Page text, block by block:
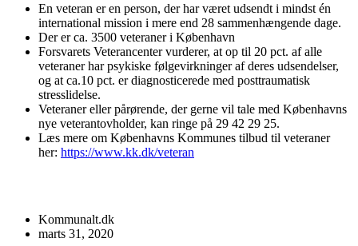
En veteran er en person, der har været udsendt i mindst én
international mission i mere end 28 sammenhængende dage.
Der er ca. 3500 veteraner i København
Forsvarets Veterancenter vurderer, at op til 20 pct. af alle
veteraner har psykiske følgevirkninger af deres udsendelser,
og at ca.10 pct. er diagnosticerede med posttraumatisk
stresslidelse.
Veteraner eller pårørende, der gerne vil tale med Københavns
nye veterantovholder, kan ringe på 29 42 29 25.
Læs mere om Københavns Kommunes tilbud til veteraner
her: https://www.kk.dk/veteran
Kommunalt.dk
marts 31, 2020